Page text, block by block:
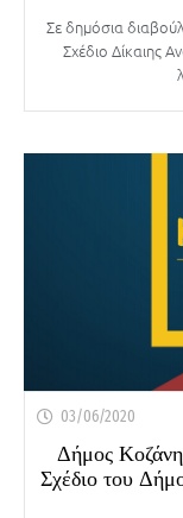
Σε δημόσια
Σχέδιο Δίκαιης
03/06/2020
Δήμος
Σχέδιο του